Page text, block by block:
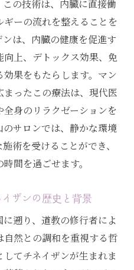
たらす具体的な効果
イザン体験の流れ
的なチネイザンのテク
きるストレス解消効果
ストによるチネイザン
トックス効果の関係
ン体験
ていたチネイザンの技
ーション体験の特徴
の技術は、内臓に直接働
ーの流れを整えることを
は、内臓の健康を促進す
上、デトックス効果、免
果をもたらします。マン
ったこの療法は、現代医
身のリラクゼーションを
サロンでは、静かな環境
術を受けることができ、
間を過ごせます。
ザンの歴史と背景
遡り、道教の修行者によ
自然との調和を重視する哲
てチネイザンが生まれま